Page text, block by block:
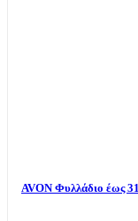
AVON Φυλλάδιο έως